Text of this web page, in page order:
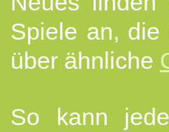
Spiele an, die
über ähnliche
So kann